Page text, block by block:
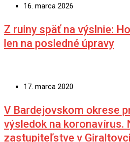
16. marca 2026
Z ruiny späť na výslnie:
len na posledné úpravy
17. marca 2020
V Bardejovskom okrese
výsledok na koronavírus.
zastupiteľstve v